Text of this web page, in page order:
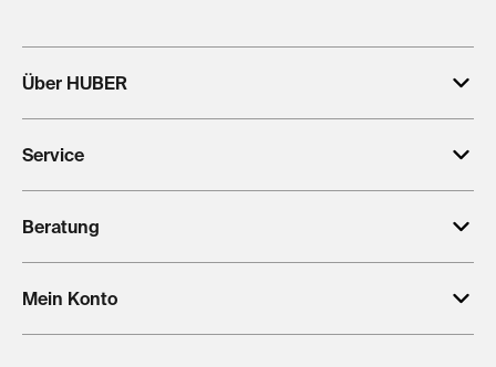
Über HUBER
Service
Beratung
Mein Konto